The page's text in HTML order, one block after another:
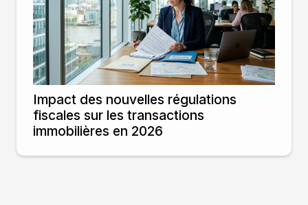
Impact des nouvelles régulations
fiscales sur les transactions
immobilières en 2026